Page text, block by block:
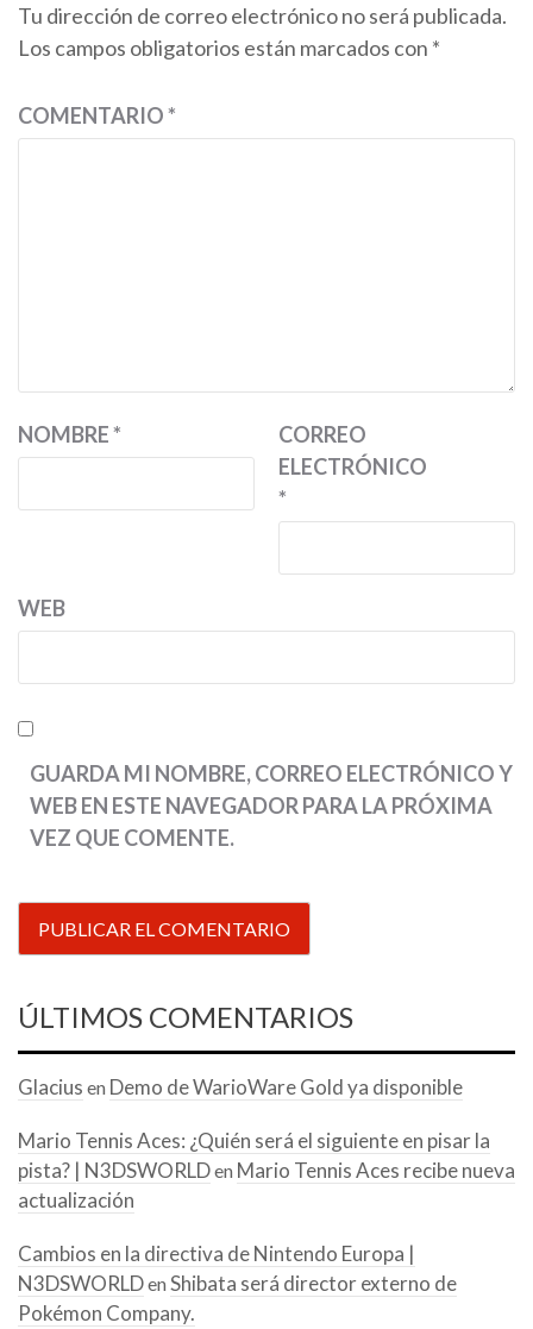
Tu dirección de correo electrónico no será publicada.
Los campos obligatorios están marcados con *
COMENTARIO*
NOMBRE*
CORREO
ELECTRÓNICO
*
WEB
GUARDA MI NOMBRE, CORREO ELECTRÓNICO Y
WEB EN ESTE NAVEGADOR PARA LA PRÓXIMA
VEZ QUE COMENTE.
ÚLTIMOS COMENTARIOS
Glacius en Demo de WarioWare Gold ya disponible
Mario Tennis Aces: ¿Quién será el siguiente en pisar la
pista? | N3DSWORLDen Mario Tennis Aces recibe nueva
actualización
Cambios en la directiva de Nintendo Europa |
N3DSWORLDen Shibata será director externo de
Pokémon Company.